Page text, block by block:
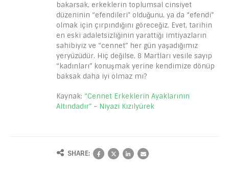
bakarsak, erkeklerin toplumsal cinsiyet
düzeninin “efendileri” olduğunu, ya da “efendi”
olmak için çırpındığını göreceğiz. Evet, tarihin
en eski adaletsizliğinin yarattığı imtiyazların
sahibiyiz ve “cennet” her gün yaşadığımız
yeryüzüdür. Hiç değilse, 8 Martları vesile sayıp
“kadınları” konuşmak yerine kendimize dönüp
baksak daha iyi olmaz mı?
Kaynak: “Cennet Erkeklerin Ayaklarının
Altındadır” – Niyazi Kızılyürek
SHARE: